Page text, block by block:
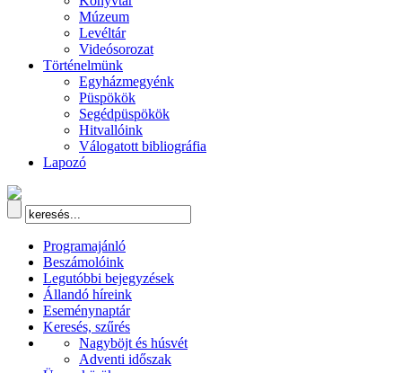
Múzeum
Levéltár
Videósorozat
Történelmünk
Egyházmegyénk
Püspökök
Segédpüspökök
Hitvallóink
Válogatott bibliográfia
Lapozó
Programajánló
Beszámolóink
Legutóbbi bejegyzések
Állandó híreink
Eseménynaptár
Keresés, szűrés
Nagyböjt és húsvét
Adventi időszak